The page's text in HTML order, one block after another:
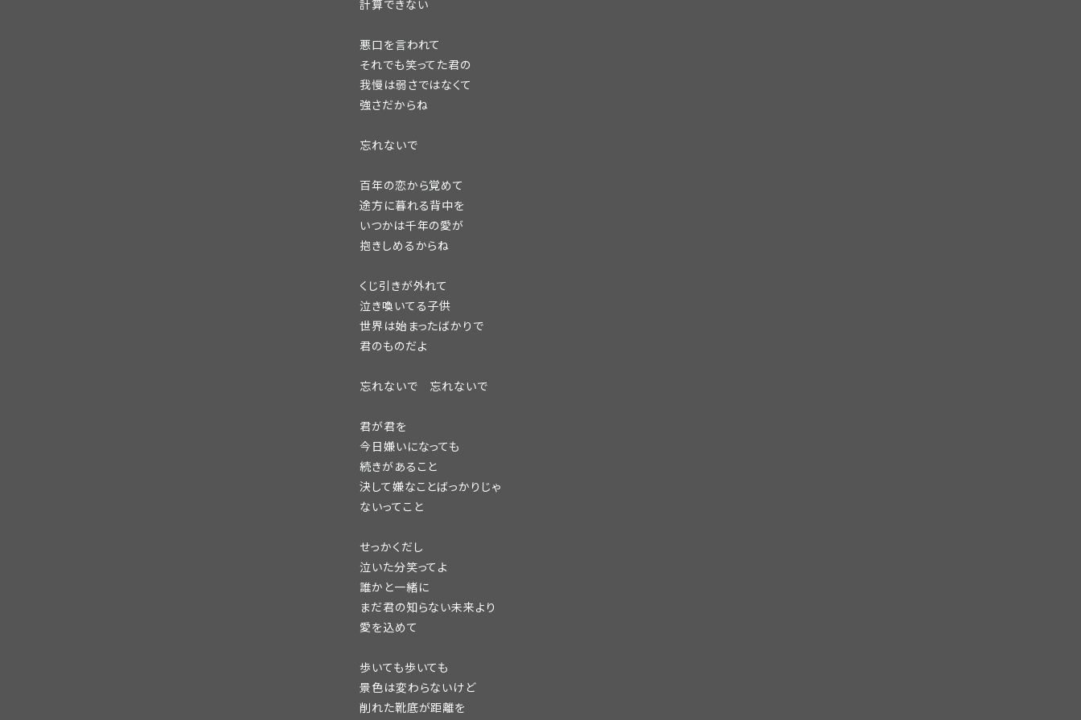
計算できない
悪口を言われて
それでも笑ってた君の
我慢は弱さではなくて
強さだからね
忘れないで
百年の恋から覚めて
途方に暮れる背中を
いつかは千年の愛が
抱きしめるからね
くじ引きが外れて
泣き喚いてる子供
世界は始まったばかりで
君のものだよ
忘れないで 忘れないで
君が君を
今日嫌いになっても
続きがあること
決して嫌なことばっかりじゃ
ないってこと
せっかくだし
泣いた分笑ってよ
誰かと一緒に
まだ君の知らない未来より
愛を込めて
歩いても歩いても
景色は変わらないけど
削れた靴底が距離を